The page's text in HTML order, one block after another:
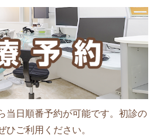
当日順番予約が可能です。初診の
ひご利用ください。